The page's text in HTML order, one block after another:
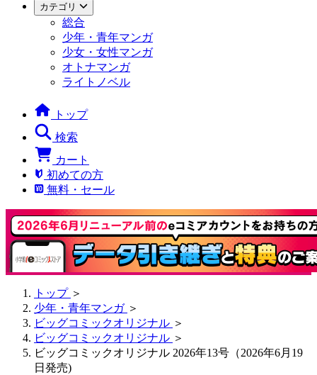
カテゴリ
総合
少年・青年マンガ
少女・女性マンガ
オトナマンガ
ライトノベル
トップ
検索
カート
初めての方
無料・セール
トップ ＞
少年・青年マンガ ＞
ビッグコミックオリジナル ＞
ビッグコミックオリジナル ＞
ビッグコミックオリジナル 2026年13号（2026年6月19
日発売)